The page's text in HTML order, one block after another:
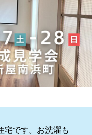
宅です。お洗濯も